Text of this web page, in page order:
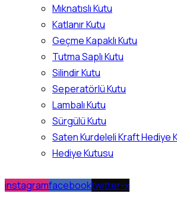
Mıknatıslı Kutu
Katlanır Kutu
Geçme Kapaklı Kutu
Tutma Saplı Kutu
Silindir Kutu
Seperatörlü Kutu
Lambalı Kutu
Sürgülü Kutu
Saten Kurdeleli Kraft Hediye
Hediye Kutusu
instagramfacebooktwitter-x